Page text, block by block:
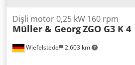
Wiefelstede 2.603 km
Dişli motor 0,25 kW 160 rpm
Müller & GeorgZGO G3 K 4